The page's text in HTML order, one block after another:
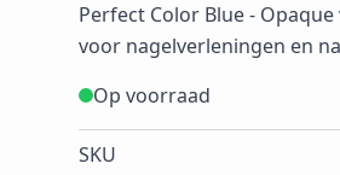
Perfect Color Blue -
voor nagelverleningen en
Op voorraad
SKU